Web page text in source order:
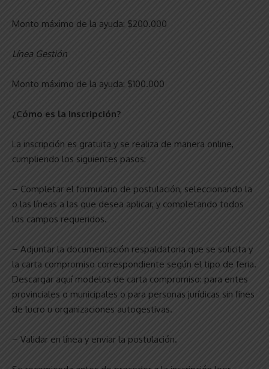
Monto máximo de la ayuda: $200.000
Línea Gestión
Monto máximo de la ayuda: $100.000
¿Cómo es la inscripción?
La inscripción es gratuita y se realiza de manera online,
cumpliendo los siguientes pasos:
– Completar el formulario de postulación, seleccionando la
o las líneas a las que desea aplicar, y completando todos
los campos requeridos.
– Adjuntar la documentación respaldatoria que se solicita y
la carta compromiso correspondiente según el tipo de feria.
Descargar aquí modelos de carta compromiso: para entes
provinciales o municipales o para personas jurídicas sin fines
de lucro u organizaciones autogestivas.
– Validar en línea y enviar la postulación.